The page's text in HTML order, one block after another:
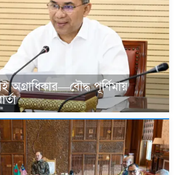
অগ্রাধিকার—বৌদ্ধ পূর্ণিমায়